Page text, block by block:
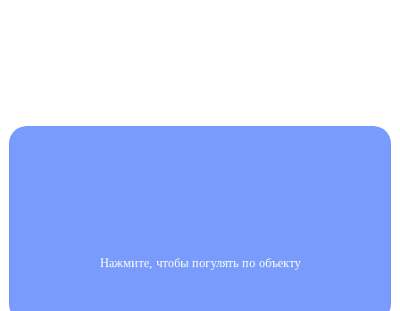
Нажмите, чтобы погулять по объекту